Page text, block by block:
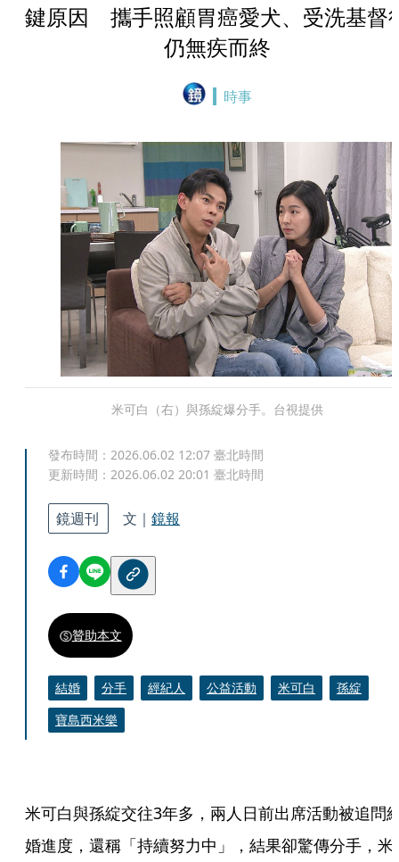
鍵原因 攜手照顧胃癌愛犬、受洗基督
仍無疾而終
時事
米可白（右）與孫綻爆分手。台視提供
發布時間： 2026.06.02 12:07 臺北時間
更新時間： 2026.06.02 20:01 臺北時間
鏡週刊 文｜ 鏡報
贊助本文
結婚 分手 經紀人 公益活動 米可白
孫綻
寶島西米樂
米可白與孫綻交往3年多，兩人日前出席活動被追問
婚進度，還稱「持續努力中」，結果卻驚傳分手，米